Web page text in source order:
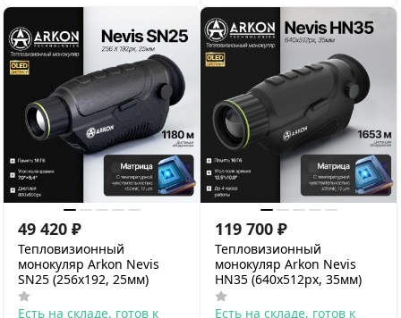
49 420 ₽
Тепловизионный
монокуляр Arkon Nevis
SN25 (256х192, 25мм)
Есть на складе, готов к
119 700 ₽
Тепловизионный
монокуляр Arkon Nevis
HN35 (640х512px, 35мм)
Есть на складе, готов к